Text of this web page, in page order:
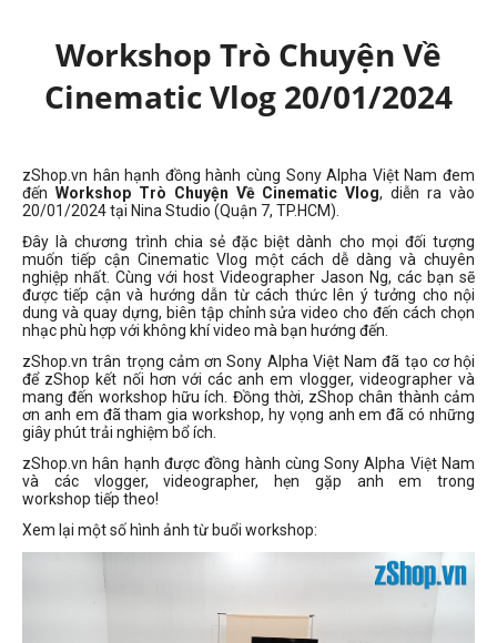
Workshop Trò Chuyện Về
Cinematic Vlog 20/01/2024
zShop.vn hân hạnh đồng hành cùng Sony Alpha Việt Nam đem
đến Workshop Trò Chuyện Về Cinematic Vlog, diễn ra vào
20/01/2024 tại Nina Studio (Quận 7, TP.HCM).
Đây là chương trình chia sẻ đặc biệt dành cho mọi đối tượng
muốn tiếp cận Cinematic Vlog một cách dễ dàng và chuyên
nghiệp nhất. Cùng với host Videographer Jason Ng, các bạn sẽ
được tiếp cận và hướng dẫn từ cách thức lên ý tưởng cho nội
dung và quay dựng, biên tập chỉnh sửa video cho đến cách chọn
nhạc phù hợp với không khí video mà bạn hướng đến.
zShop.vn trân trọng cảm ơn Sony Alpha Việt Nam đã tạo cơ hội
để zShop kết nối hơn với các anh em vlogger, videographer và
mang đến workshop hữu ích. Đồng thời, zShop chân thành cảm
ơn anh em đã tham gia workshop, hy vọng anh em đã có những
giây phút trải nghiệm bổ ích.
zShop.vn hân hạnh được đồng hành cùng Sony Alpha Việt Nam
và các vlogger, videographer, hẹn gặp anh em trong
workshop tiếp theo!
Xem lại một số hình ảnh từ buổi workshop: